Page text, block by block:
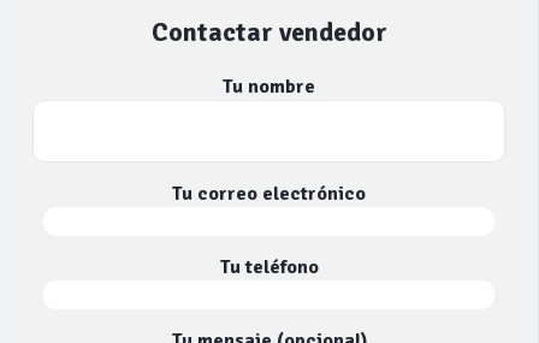
Contactar vendedor
Tu nombre
Tu correo electrónico
Tu teléfono